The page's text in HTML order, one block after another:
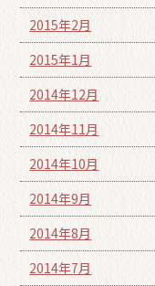
2015年2月
2015年1月
2014年12月
2014年11月
2014年10月
2014年9月
2014年8月
2014年7月